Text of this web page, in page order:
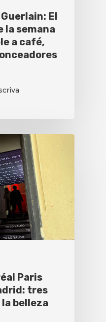
El
la semana
a café,
Paris
tres
belleza